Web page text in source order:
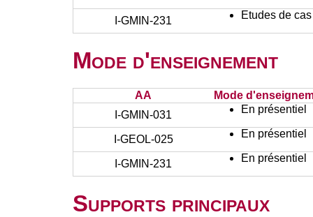
I-GMIN-231 Etudes de cas
Mode d'enseignement
AA
Mode
I-GMIN-031
En présentiel
I-GEOL-025 En présentiel
I-GMIN-231 En présentiel
Supports principaux